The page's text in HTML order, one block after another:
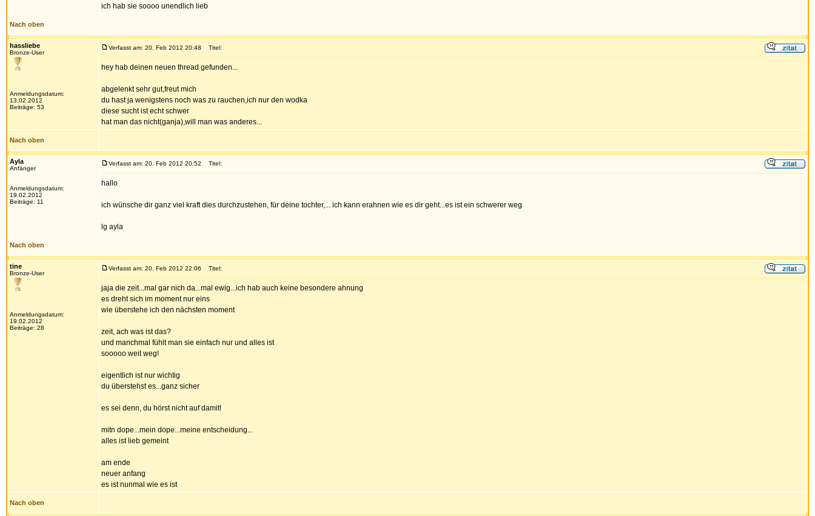
ich hab sie soooo unendlich lieb
Nach oben
hassliebe
Bronze-User
Anmeldungsdatum:
13.02.2012
Beiträge: 53
Verfasst am: 20. Feb 2012 20:48 Titel:
hey hab deinen neuen thread gefunden...
abgelenkt sehr gut,freut mich
du hast ja wenigstens noch was zu rauchen,ich nur den wodka
diese sucht ist echt schwer
hat man das nicht(ganja),will man was anderes...
Nach oben
Ayla
Anfänger
Anmeldungsdatum:
19.02.2012
Beiträge: 11
Verfasst am: 20. Feb 2012 20:52 Titel:
hallo
ich wünsche dir ganz viel kraft dies durchzustehen, für deine tochter,... ich kann erahnen wie es dir geht...es ist ein schwerer weg
lg ayla
Nach oben
tine
Bronze-User
Anmeldungsdatum:
19.02.2012
Beiträge: 28
Verfasst am: 20. Feb 2012 22:06 Titel:
jaja die zeit...mal gar nich da...mal ewig...ich hab auch keine besondere ahnung
es dreht sich im moment nur eins
wie überstehe ich den nächsten moment
zeit, ach was ist das?
und manchmal fühlt man sie einfach nur und alles ist
sooooo weit weg!
eigentlich ist nur wichtig
du überstehst es...ganz sicher
es sei denn, du hörst nicht auf damit!
mitn dope...mein dope...meine entscheidung...
alles ist lieb gemeint
am ende
neuer anfang
es ist nunmal wie es ist
Nach oben